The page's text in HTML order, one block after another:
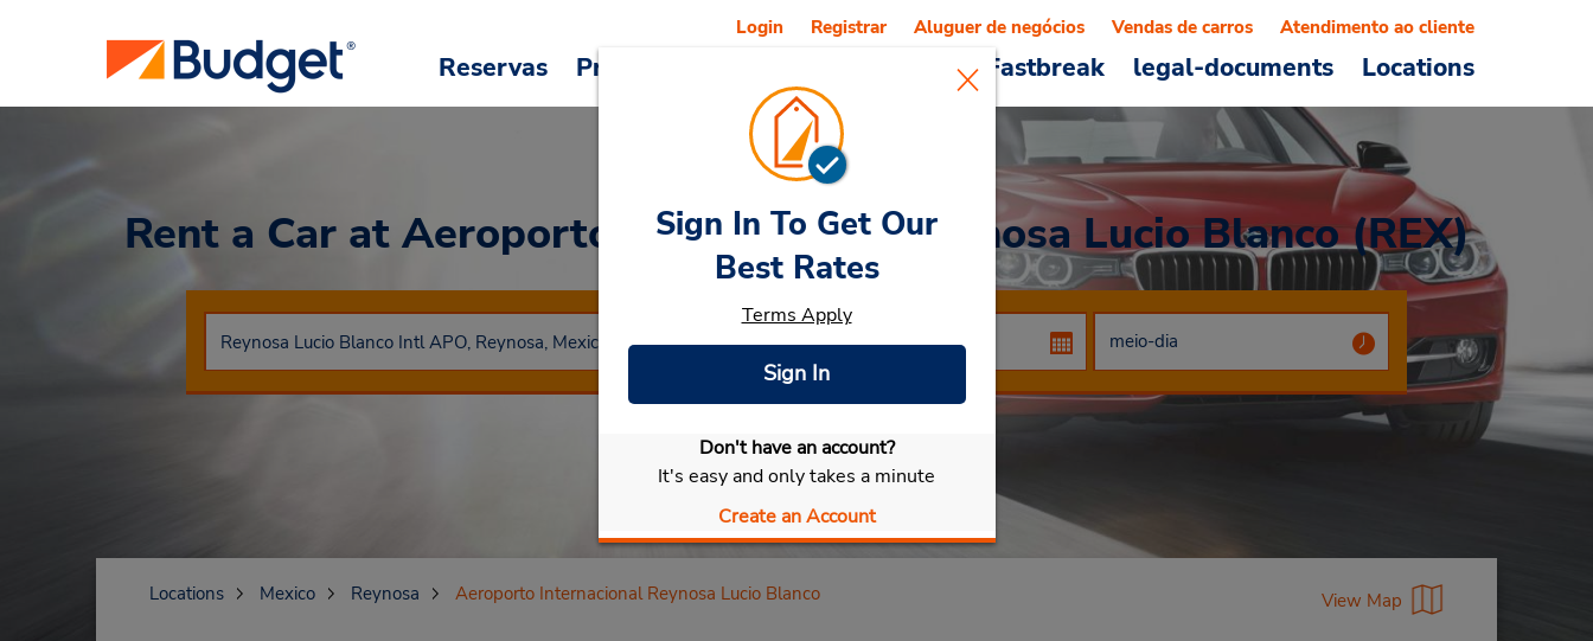
Reservas Promoções Veículos e serviços Fastbreak legal-documents Locations
Login Registrar Aluguer de negócios Vendas de carros Atendimento ao cliente
Rent a Car at Aeroporto Internacional Reynosa Lucio Blanco (REX)
Selecionar meu carro
Sign In To Get Our
Best Rates
Terms Apply
Sign In
Don't have an account?
It's easy and only takes a minute
Create an Account
Locations Mexico Reynosa Aeroporto Internacional Reynosa Lucio Blanco View Map